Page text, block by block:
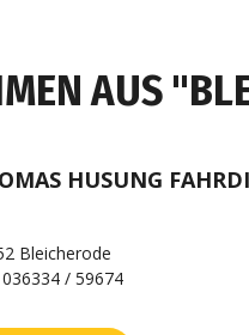
AUS
HUSUNG
Bleicherode
036334 / 59674